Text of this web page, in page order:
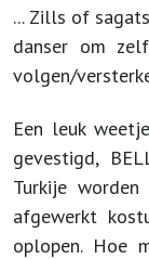
... Zills of
danser om
volgen/
Een leuk
gevestigd,
Turkije
afgewerkt
oplopen. Hoe